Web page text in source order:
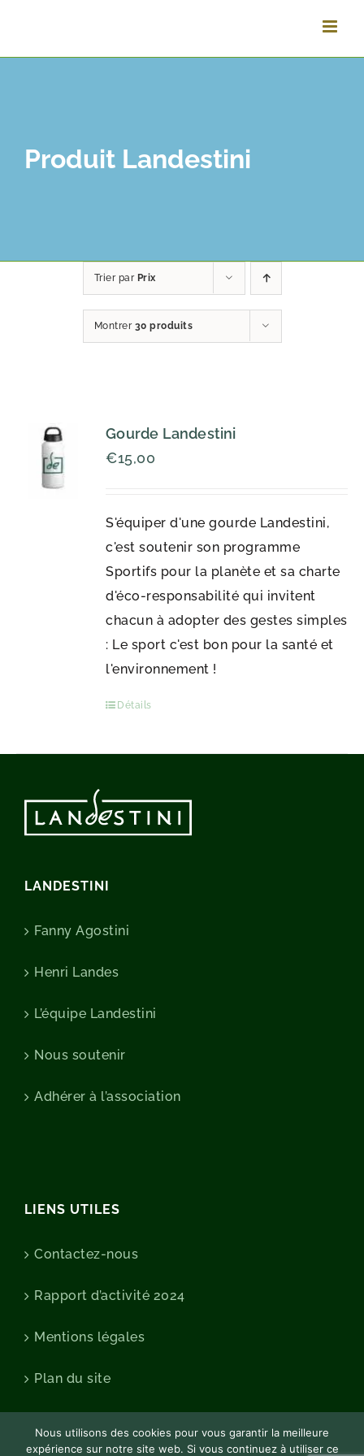
contenu
Produit Landestini
Trier par Prix
Montrer 30 produits
Gourde Landestini
€15,00
S'équiper d'une gourde Landestini,
c'est soutenir son programme
Sportifs pour la planète et sa charte
d'éco-responsabilité qui invitent
chacun à adopter des gestes simples
: Le sport c'est bon pour la santé et
l'environnement !
Détails
LANDESTINI
Fanny Agostini
Henri Landes
L’équipe Landestini
Nous soutenir
Adhérer à l’association
LIENS UTILES
Contactez-nous
Rapport d’activité 2024
Mentions légales
Plan du site
Nous utilisons des cookies pour vous garantir la meilleure
expérience sur notre site web. Si vous continuez à utiliser ce